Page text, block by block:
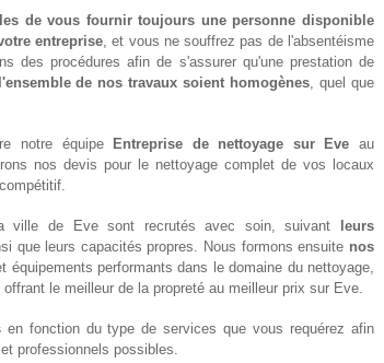
de vous fournir toujours une personne disponible
entreprise, et vous ne souffrez pas de l'absentéisme
des procédures afin de s'assurer qu'une prestation de
l'ensemble de nos travaux soient homogènes, quel que
notre équipe Entreprise de nettoyage sur Eve au
nos devis pour le nettoyage complet de vos locaux
ville de Eve sont recrutés avec soin, suivant
leurs
que leurs capacités propres. Nous formons ensuite nos
équipements performants dans le domaine du nettoyage,
le meilleur de la propreté au meilleur prix sur Eve.
en fonction du type de services que vous requérez afin
professionnels possibles.